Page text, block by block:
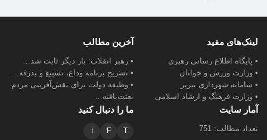
لینک‌های مفید
• پایگاه اطلاع رسانی رهبری
• وزارت ورزش و جوانان
• سامانه شهرداری تبریز
• وزارت فرهنگ و ارشاد اسلامی
آخرین مطالب
• رهبر انقلاب: بار دیگر ثابت شد…
• تشریح برنامه وداع، تشییع و بدرقه…
• وظیفه دولت برای نقش‌آفرینی مردم
بعثت‌یافته…
آمار سایت
تعداد مطالب: 751
ما را دنبال کنید
T
F